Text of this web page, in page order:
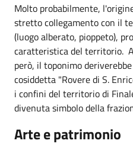
Molto probabilmente,
stretto collegamento con il
(luogo alberato, pioppeto),
caratteristica del territorio.
però, il toponimo
cosiddetta "Rovere di S.
i confini del territorio di
divenuta simbolo della
Arte e patrimonio